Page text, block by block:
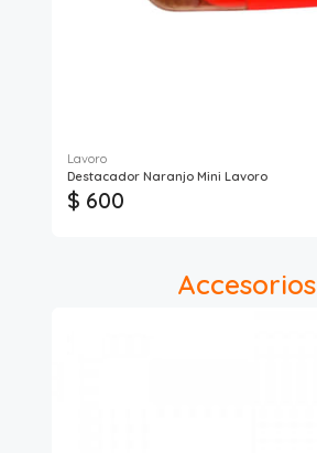
Lavoro
Destacador Naranjo Mini Lavoro
$ 600
Accesorios